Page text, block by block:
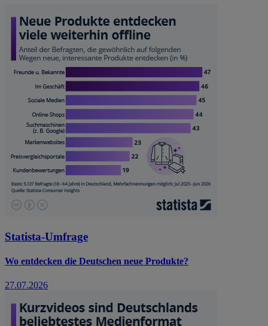
Statista-Umfrage
Wo entdecken die Deutschen neue Produkte?
27.07.2026